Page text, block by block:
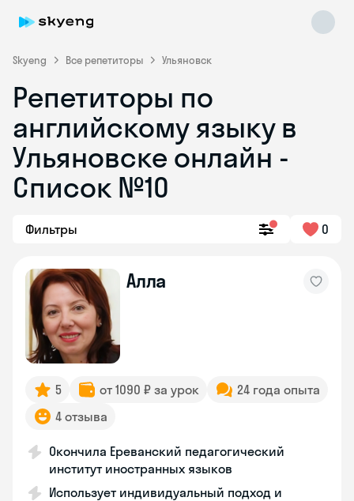
Skyeng Все репетиторы Ульяновск
Репетиторы по
английскому языку в
Ульяновске онлайн -
Список №10
Фильтры 0
Алла
5 от 1090 ₽ за урок
24 года опыта
4 отзыва
Окончила Ереванский педагогический
институт иностранных языков
Использует индивидуальный подход и